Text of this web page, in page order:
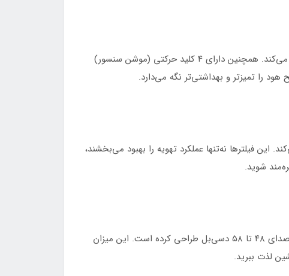
هود H۷۱۰ مجهز به صفحه‌نمایش لمسی دیجیتال با نمایشگر ساعت و تایمر است که استفاده از دستگاه را آسان و حرفه‌ای می‌کند. همچنین دارای ۴ کلید حرکتی (موشن سنسور)
را تمیزتر و بهداشتی‌تر نگه می‌دارد.
این فیلترها نه‌تنها عملکرد تهویه را بهبود می‌بخشند،
شوید.
یکی از مهم‌ترین نکات در انتخاب هود، میزان صدای آن است. آلتون، با در نظر گرفتن این موضوع، هود H۷۱۰ را با سطح صدای ۴۸ تا ۵۸ دسی‌بل طراحی کرده است. این میزان
لذت ببرید.